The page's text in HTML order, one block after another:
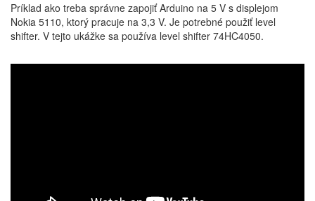
Príklad ako treba správne zapojiť Arduino na 5 V s displejom
Nokia 5110, ktorý pracuje na 3,3 V. Je potrebné použiť level
shifter. V tejto ukážke sa používa level shifter 74HC4050.